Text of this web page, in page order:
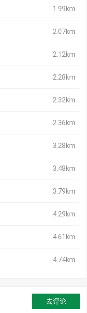
1.99km
2.07km
2.12km
2.28km
2.32km
2.36km
3.28km
3.48km
3.79km
4.29km
4.61km
4.74km
去评论